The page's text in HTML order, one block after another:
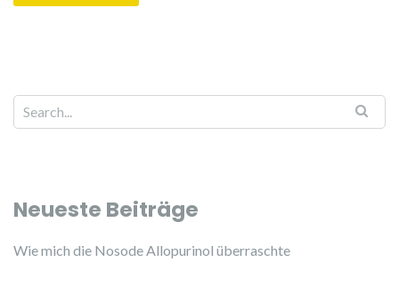
Search for:
Neueste Beiträge
Wie mich die Nosode Allopurinol überraschte